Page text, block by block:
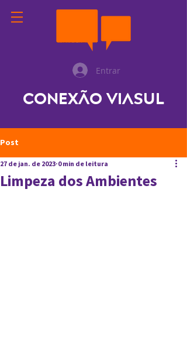
Entrar
Conexão ViaSul
Post
Limpeza dos Ambientes
27 de jan. de 2023 0 min de leitura